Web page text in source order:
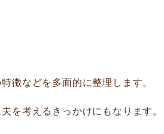
徴などを多面的に整理します。
を考えるきっかけにもなります。